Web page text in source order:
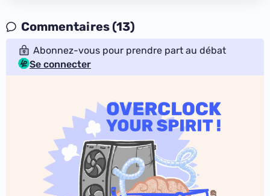
Commentaires (13)
Abonnez-vous pour prendre part au débat
Se connecter